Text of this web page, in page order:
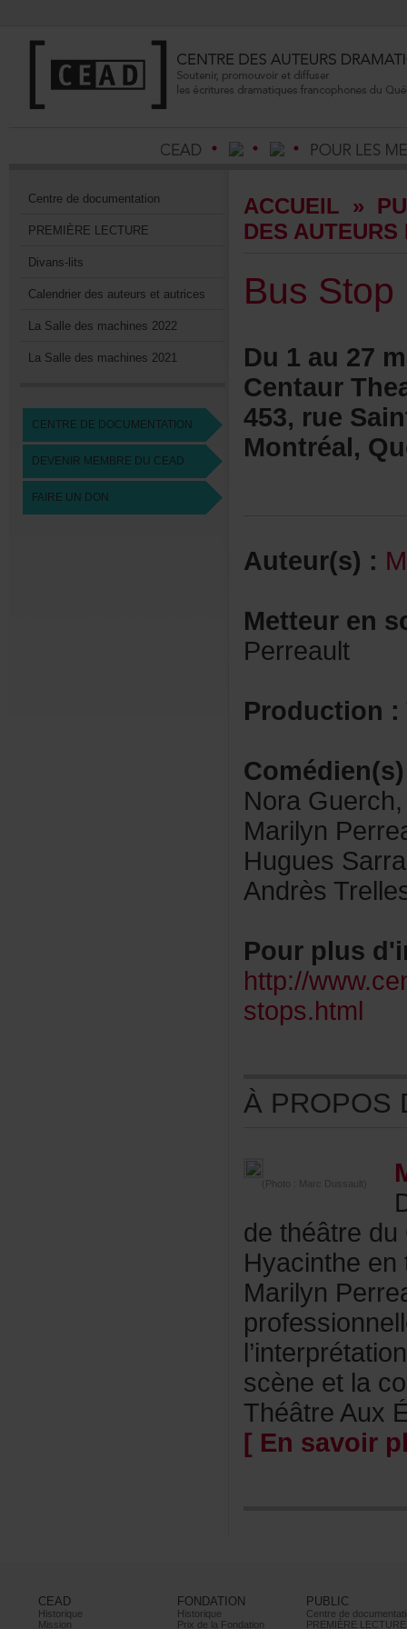
Centrededocumentation
PREMIÈRELECTURE
Divans-lits
Calendrierdesauteursetautrices
LaSalledesmachines2022
LaSalledesmachines2021
CENTREDEDOCUMENTATION
DEVENIRMEMBREDUCEAD
FAIREUNDON
ACCUEIL »
BusStop
Auteur(s):
Perreault
Production:
http://
stops.html
(Photo:MarcDussault)
CEAD
Historique
Mission
FONDATION
Historique
PrixdelaFondation
PUBLIC
PREMIÈRELECTURE